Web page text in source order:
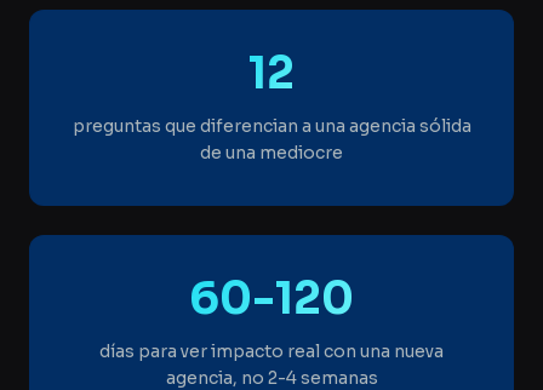
12
preguntas que diferencian a una agencia sólida
de una mediocre
60-120
días para ver impacto real con una nueva
agencia, no 2-4 semanas